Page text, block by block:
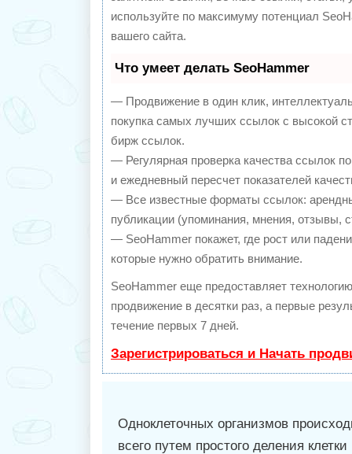
используйте по максимуму потенциал
вашего сайта.
Что умеет делать SeoHammer
— Продвижение в один клик,
покупка самых лучших ссылок с высокой
бирж ссылок.
— Регулярная проверка качества ссылок
и ежедневный пересчет показателей
— Все известные форматы ссылок:
публикации (упоминания, мнения, отзывы,
— SeoHammer покажет, где рост или
которые нужно обратить внимание.
SeoHammer еще предоставляет
продвижение в десятки раз, а первые
течение первых 7 дней.
Зарегистрироваться и Начать
Одноклеточных организмов
всего путем простого деления